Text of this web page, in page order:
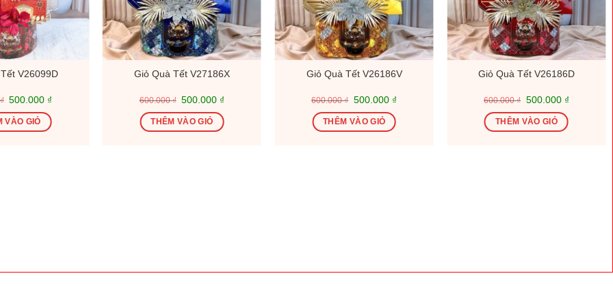
V26099D
₫ Giá
là:
600.000 ₫.
500.000 ₫
tại
là:
VÀO GIỎ
Giỏ Quà Tết V27186X
600.000₫ Giá
là:
600.000 ₫.
500.000 ₫
tại
là:
THÊM VÀO GIỎ
Giỏ Quà Tết V26186V
600.000₫ Giá
là:
600.000 ₫.
500.000 ₫
THÊM VÀO GIỎ
Giỏ Quà Tết V26186D
600.000₫ Giá
là:
600.000 ₫.
500.000 ₫Giá
tại
là:
THÊM VÀO GIỎ